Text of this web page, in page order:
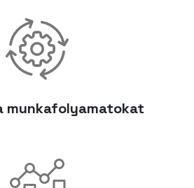
munkafolyamatokat